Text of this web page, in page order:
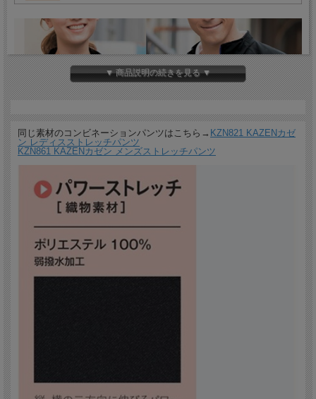
薄くて軽やかな着心地でハードな動きにも対応します。
▼ 商品説明の続きを見る ▼
同じ素材のコンビネーションパンツはこちら→ KZN821 KAZENカゼ
ン レディスストレッチパンツ
KZN861 KAZENカゼン メンズストレッチパンツ